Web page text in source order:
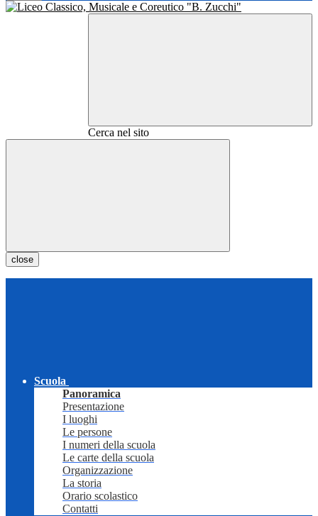
Cerca nel sito
close
Scuola
Panoramica
Presentazione
I luoghi
Le persone
I numeri della scuola
Le carte della scuola
Organizzazione
La storia
Orario scolastico
Contatti